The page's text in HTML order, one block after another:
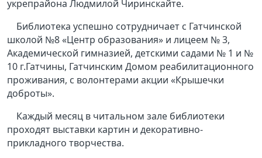
укрепрайона Людмилой Чиринскайте.
Библиотека успешно сотрудничает с Гатчинской
школой №8 «Центр образования» и лицеем № 3,
Академической гимназией, детскими садами № 1 и №
10 г.Гатчины, Гатчинским Домом реабилитационного
проживания, с волонтерами акции «Крышечки
доброты».
Каждый месяц в читальном зале библиотеки
проходят выставки картин и декоративно-
прикладного творчества.